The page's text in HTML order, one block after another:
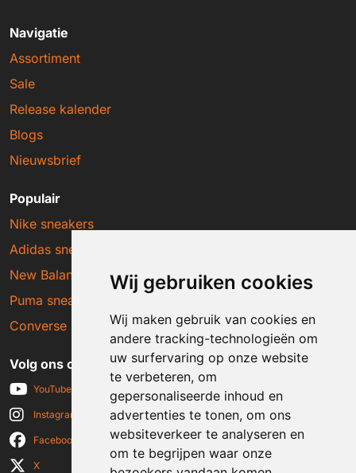
Wij gebruiken cookies
Wij maken gebruik van cookies en
andere tracking-technologieën om
uw surfervaring op onze website
te verbeteren, om
gepersonaliseerde inhoud en
advertenties te tonen, om ons
websiteverkeer te analyseren en
om te begrijpen waar onze
Navigatie
Assortiment
Sale
Release kalender
Blogs
Nieuwsbrief
Populair
Nike sneakers
Adidas sneakers
New Balance sneakers
Puma sneakers
Converse sneakers
Volg ons op social media
YouTube
Instagram
Facebook
X